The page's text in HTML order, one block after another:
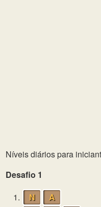
Níveis diários para
Desafio 1
1.
N
A